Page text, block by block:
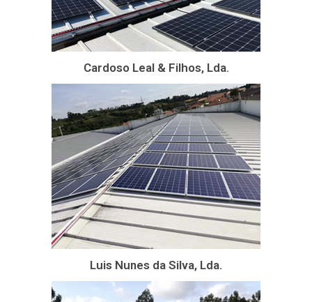
Cardoso Leal & Filhos, Lda.
Luis Nunes da Silva, Lda.